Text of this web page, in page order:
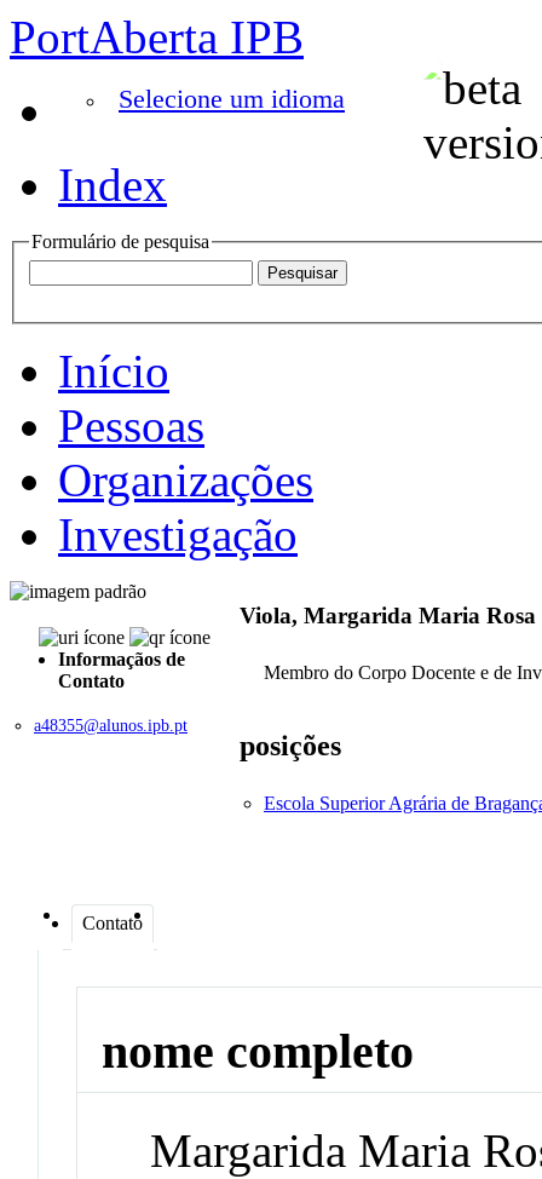
PortAberta IPB
Selecione um idioma
Index
Formulário de pesquisa
Início
Pessoas
Organizações
Investigação
Informaçãos de
Contato
a48355@alunos.ipb.pt
Viola, Margarida Maria Rosa
Membro do Corpo Docente e de
posições
Escola Superior Agrária de
Contato
nome completo
Margarida Maria